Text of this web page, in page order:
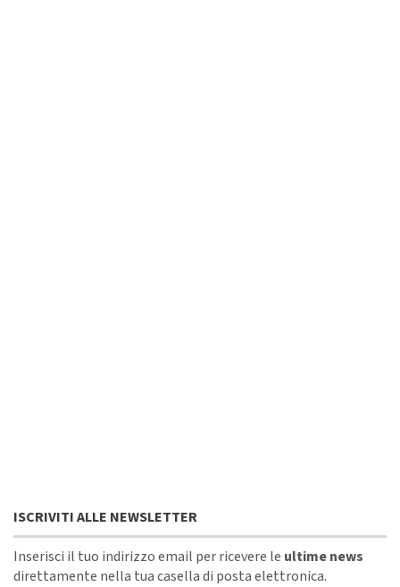
ISCRIVITI ALLE NEWSLETTER
Inserisci il tuo indirizzo email per ricevere le ultime news
direttamente nella tua casella di posta elettronica.